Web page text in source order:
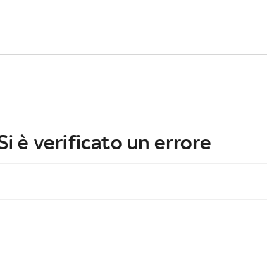
è verificato un errore